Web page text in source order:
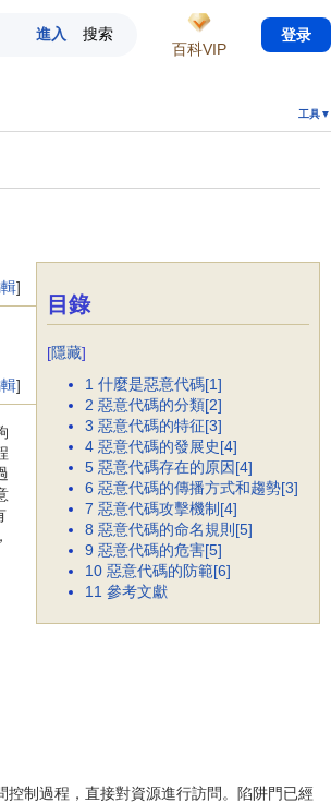
工具▼
目錄
[隱藏]
1 什麼是惡意代碼[1]
2 惡意代碼的分類[2]
3 惡意代碼的特征[3]
4 惡意代碼的發展史[4]
5 惡意代碼存在的原因[4]
6 惡意代碼的傳播方式和趨勢[3]
7 惡意代碼攻擊機制[4]
8 惡意代碼的命名規則[5]
9 惡意代碼的危害[5]
10 惡意代碼的防範[6]
11 參考文獻
]
]
制過程，直接對資源進行訪問。陷阱門已經
百科VIP
登录